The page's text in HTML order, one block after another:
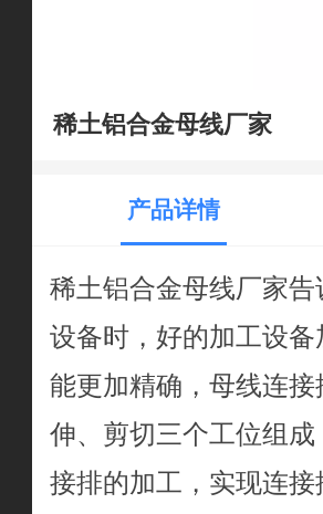
稀土铝合金母线厂家
产品详情
稀土铝合金母线厂家
设备时，好的加工设
能更加精确，母线连
伸、剪切三个工位组
接排的加工，实现连